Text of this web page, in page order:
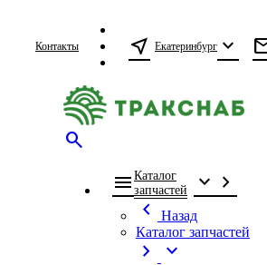
Контакты near_me Екатеринбург expand_more
search
menu Каталог
запчастей
expand_more chevron_right
chevron_left
Назад
Каталог запчастей
chevron_right expand_more